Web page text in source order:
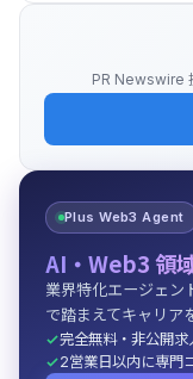
PR Newswire
Plus Web3 Agent
AI・Web3 領
業界特化エージェン
で踏まえてキャリア
完全無料・非公開求
2営業日以内に専門